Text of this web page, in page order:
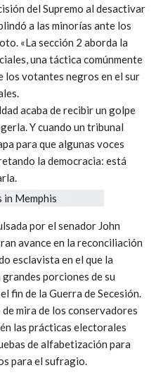
del Supremo al desactivar
a las minorías ante los
«La sección 2 aborda la
una táctica comúnmente
los votantes negros en el sur
acaba de recibir un golpe
Y cuando un tribunal
para que algunas voces
la democracia: está
por el senador John
avance en la reconciliación
esclavista en el que la
porciones de su
fin de la Guerra de Secesión.
mira de los conservadores
las prácticas electorales
de alfabetización para
para el sufragio.